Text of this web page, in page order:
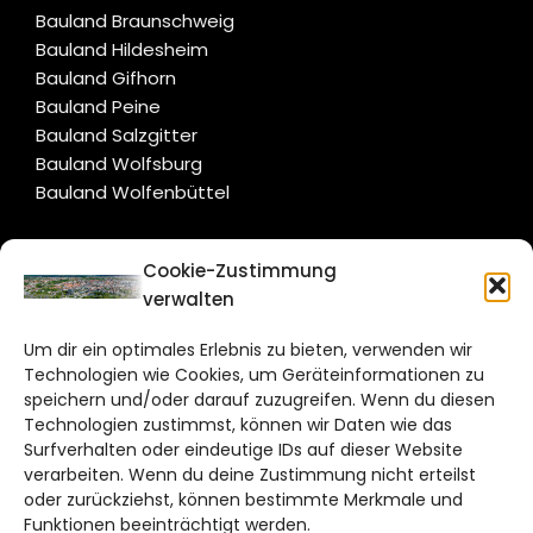
Cookie-Zustimmung
verwalten
Um dir ein optimales Erlebnis zu bieten, verwenden wir
Technologien wie Cookies, um Geräteinformationen zu
speichern und/oder darauf zuzugreifen. Wenn du diesen
Technologien zustimmst, können wir Daten wie das
Surfverhalten oder eindeutige IDs auf dieser Website
verarbeiten. Wenn du deine Zustimmung nicht erteilst
oder zurückziehst, können bestimmte Merkmale und
Funktionen beeinträchtigt werden.
Bauland Braunschweig
Bauland Hildesheim
Bauland Gifhorn
Bauland Peine
Bauland Salzgitter
Bauland Wolfsburg
Bauland Wolfenbüttel
CITYLIFE!
Bruchtorwall 12
38100 Braunschweig
Telefon: 0531 387220 – 65
DAS STADTMAGAZIN FÜR
BRAUNSCHWEIG